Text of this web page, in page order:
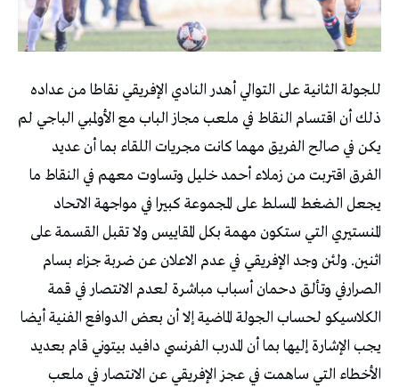
للجولة الثانية على التوالي أهدر النادي الإفريقي نقاطا من عداده
ذلك أن اقتسام النقاط في ملعب مجاز الباب مع الأولمبي الباجي لم
يكن في صالح الفريق مهما كانت مجريات اللقاء بما أن عديد
الفرق اقتربت من زملاء أحمد خليل وتساوت معهم في النقاط ما
يجعل الضغط المسلط على المجموعة كبيرا في مواجهة الاتحاد
المنستيري التي ستكون مهمة بكل المقاييس ولا تقبل القسمة على
اثنين. ولئن وجد الإفريقي في عدم الاعلان عن ضربة جزاء بسام
الصرارفي وتألق دحمان أسباب مباشرة لعدم الانتصار في قمة
الكلاسيكو لحساب الجولة الماضية إلا أن بعض الدوافع الفنية أيضا
يجب الإشارة إليها بما أن المدرب الفرنسي دافيد بيتوني قام بعديد
الأخطاء التي ساهمت في عجز الإفريقي عن الانتصار في ملعب